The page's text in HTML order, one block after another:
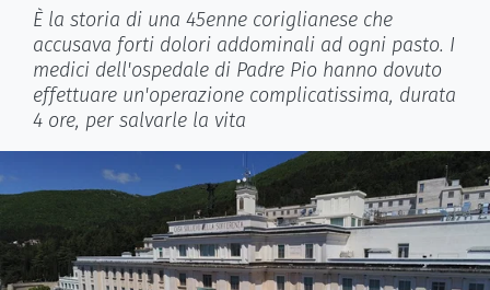
È la storia di una 45enne coriglianese che
accusava forti dolori addominali ad ogni pasto. I
medici dell'ospedale di Padre Pio hanno dovuto
effettuare un'operazione complicatissima, durata
4 ore, per salvarle la vita